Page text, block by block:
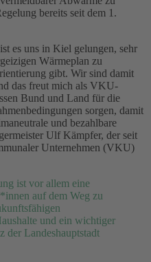
bereits seit dem 1.
es uns in Kiel gelungen, sehr
Wärmeplan zu
gibt. Wir sind damit
das freut mich als VKU-
Bund und Land für die
sorgen, damit
und bezahlbare
Ulf Kämpfer, der seit
Unternehmen (VKU)
ist vor allem eine
auf dem Weg zu
und ein wichtiger
der Landeshauptstadt